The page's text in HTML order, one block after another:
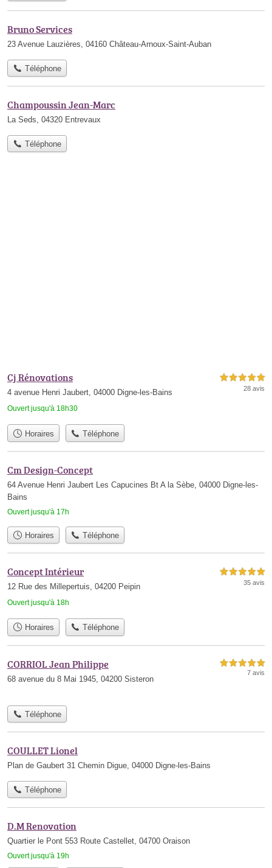
Bruno Services
23 Avenue Lauzières, 04160 Château-Arnoux-Saint-Auban
Téléphone
Champoussin Jean-Marc
La Seds, 04320 Entrevaux
Téléphone
Cj Rénovations
4 avenue Henri Jaubert, 04000 Digne-les-Bains
Ouvert jusqu'à 18h30
5,0 étoiles sur 5
28 avis
Horaires Téléphone
Cm Design-Concept
64 Avenue Henri Jaubert Les Capucines Bt A la Sèbe, 04000 Digne-les-
Bains
Ouvert jusqu'à 17h
Horaires Téléphone
Concept Intérieur
12 Rue des Millepertuis, 04200 Peipin
Ouvert jusqu'à 18h
5,0 étoiles sur 5
35 avis
Horaires Téléphone
CORRIOL Jean Philippe
68 avenue du 8 Mai 1945, 04200 Sisteron
5,0 étoiles sur 5
7 avis
Téléphone
COULLET Lionel
Plan de Gaubert 31 Chemin Digue, 04000 Digne-les-Bains
Téléphone
D.M Renovation
Quartier le Pont 553 Route Castellet, 04700 Oraison
Ouvert jusqu'à 19h